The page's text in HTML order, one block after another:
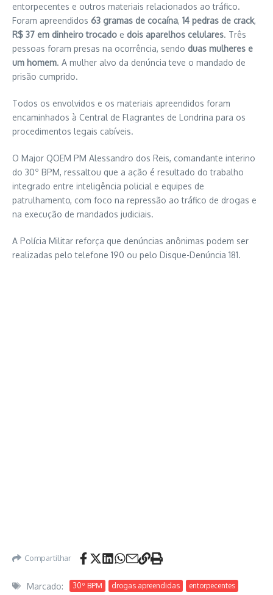
entorpecentes e outros materiais relacionados ao tráfico.
Foram apreendidos 63 gramas de cocaína, 14 pedras de crack,
R$ 37 em dinheiro trocado e dois aparelhos celulares. Três
pessoas foram presas na ocorrência, sendo duas mulheres e
um homem. A mulher alvo da denúncia teve o mandado de
prisão cumprido.
Todos os envolvidos e os materiais apreendidos foram
encaminhados à Central de Flagrantes de Londrina para os
procedimentos legais cabíveis.
O Major QOEM PM Alessandro dos Reis, comandante interino
do 30º BPM, ressaltou que a ação é resultado do trabalho
integrado entre inteligência policial e equipes de
patrulhamento, com foco na repressão ao tráfico de drogas e
na execução de mandados judiciais.
A Polícia Militar reforça que denúncias anônimas podem ser
realizadas pelo telefone 190 ou pelo Disque-Denúncia 181.
Compartilhar
Marcado: 30º BPM drogas apreendidas
entorpecentes